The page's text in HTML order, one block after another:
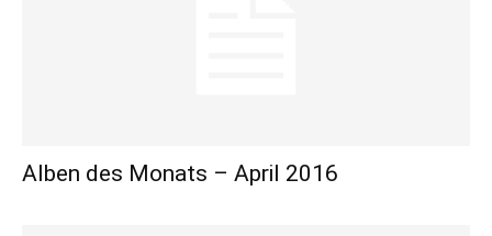
Alben des Monats – April 2016